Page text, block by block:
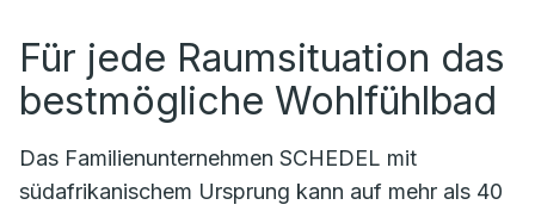
Für jede Raumsituation das
bestmögliche Wohlfühlbad
Das Familienunternehmen SCHEDEL mit
südafrikanischem Ursprung kann auf mehr als 40